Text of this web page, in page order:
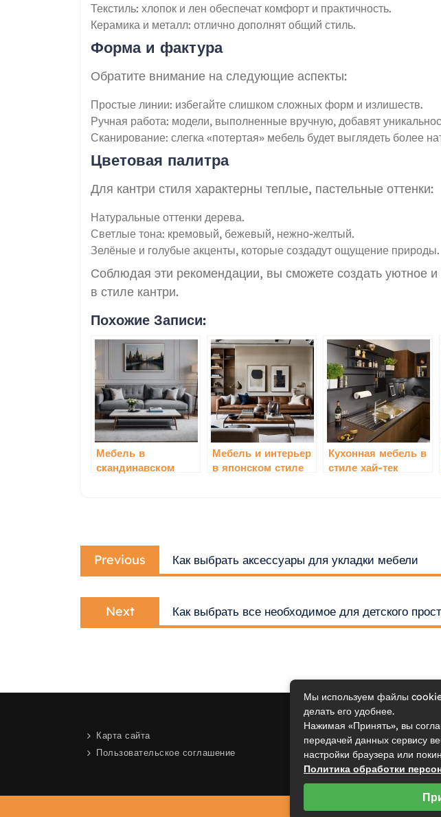
Текстиль: хлопок и лен обеспечат комфорт и практичность.
Керамика и металл: отлично дополнят общий стиль.
Форма и фактура
Обратите внимание на следующие аспекты:
Простые линии: избегайте слишком сложных форм и излишеств.
Ручная работа: модели, выполненные вручную, добавят
Сканирование: слегка «потертая» мебель будет выглядеть более
Цветовая палитра
Для кантри стиля характерны теплые, пастельные оттенки:
Натуральные оттенки дерева.
Светлые тона: кремовый, бежевый, нежно-желтый.
Зелёные и голубые акценты, которые создадут ощущение природы.
Соблюдая эти рекомендации, вы сможете создать уютное и
в стиле кантри.
Похожие Записи:
Мебель в
скандинавском
Мебель и интерьер
в японском стиле
Кухонная мебель в
стиле хай-тек
Навигация
по
записям
Previous
post:
Как выбрать аксессуары для укладки мебели
Next
post:
Как выбрать все необходимое для детского
Карта сайта
Пользовательское соглашение
Мы используем файлы
делать его удобнее.
Нажимая «Принять», вы
передачей данных сервису
настройки браузера или
Политика обработки